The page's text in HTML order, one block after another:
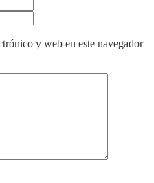
y web en este navegador